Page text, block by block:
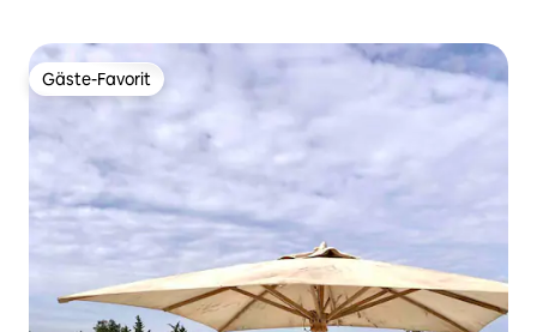
Gäste-Favorit
Gäste-Favorit